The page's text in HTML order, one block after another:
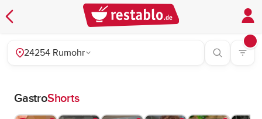
24254 Rumohr
GastroShorts